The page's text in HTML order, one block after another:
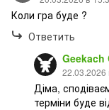
Коли гра буде ?
Ответить
22.03.2026
Діма,
терміни буде